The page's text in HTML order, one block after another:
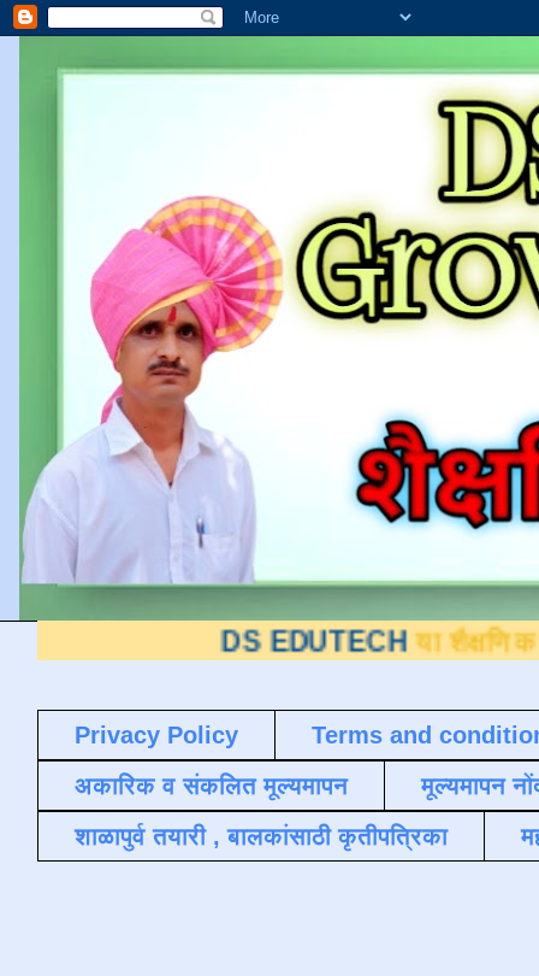
DS EDUTECH या शैक्षणिक ब्लॉगवर
Privacy Policy
Terms and
अकारिक व संकलित मूल्यमापन
मूल्यमापन
शाळापुर्व तयारी , बालकांसाठी कृतीपत्रिका